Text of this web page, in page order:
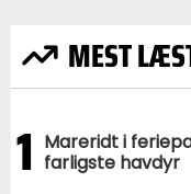
MEST
1 Mareridt i
farligste havdyr